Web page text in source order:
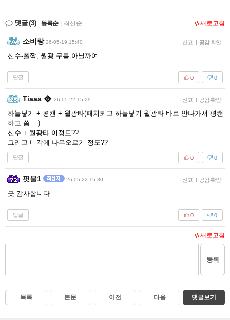
댓글(3) 등록순 최신순 새로고침
소비랑 26-05-19 15:40 신고 | 공감 확인
신수-폴짝, 월광 구름 아닐까여
답글 0
0
Tiaaa 26-05-22 15:29 신고 | 공감 확인
하늘닿기 + 평캔 + 월광타(패치되고 하늘닿기 월광타 바로 안나가서 평캔
하고 씀....)
신수 + 월광타 이정도??
그리고 비각에 나무오르기 정도??
답글 0
0
핏불1 26-05-22 15:30 신고 | 공감 확인
굿 감사합니다
답글 0
0
새로고침
등록
목록 본문 이전 다음 댓글보기